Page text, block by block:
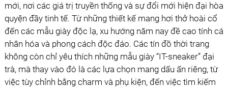
mới, nơi các giá trị truyền thống và sự đổi mới hiện đại hòa
quyện đầy tinh tế. Từ những thiết kế mang hơi thở hoài cổ
đến các mẫu giày độc lạ, xu hướng năm nay đề cao tính cá
nhân hóa và phong cách độc đáo. Các tín đồ thời trang
không còn chỉ yêu thích những mẫu giày “IT-sneaker” đại
trà, mà thay vào đó là các lựa chọn mang dấu ấn riêng, từ
việc tùy chỉnh bằng charm và phụ kiện, đến việc tìm kiếm